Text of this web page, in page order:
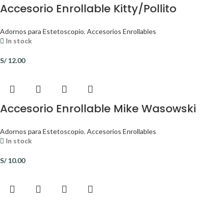
Accesorio Enrollable Kitty/Pollito
Adornos para Estetoscopio, Accesorios Enrollables
In stock
S/12.00
Accesorio Enrollable Mike Wasowski
Adornos para Estetoscopio, Accesorios Enrollables
In stock
S/10.00